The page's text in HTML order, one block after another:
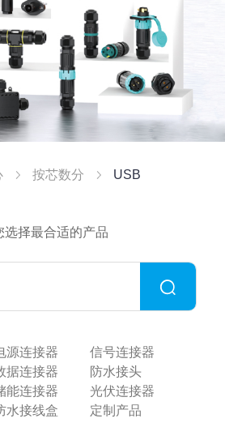
按芯数分 USB
选择最合适的产品
源连接器
信号连接器
据连接器
防水接头
能连接器
光伏连接器
水接线盒
定制产品